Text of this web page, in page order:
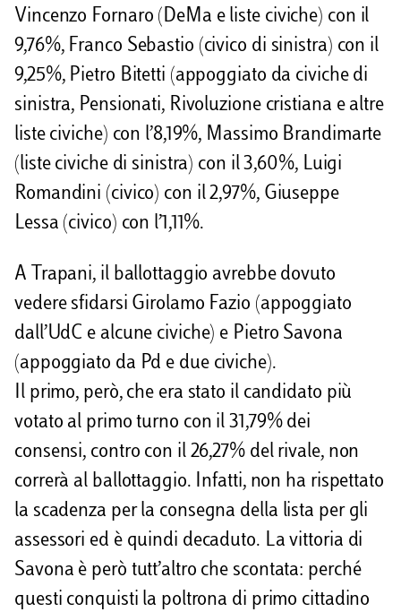
Vincenzo Fornaro (DeMa e liste civiche) con il
9,76%, Franco Sebastio (civico di sinistra) con il
9,25%, Pietro Bitetti (appoggiato da civiche di
sinistra, Pensionati, Rivoluzione cristiana e altre
liste civiche) con l’8,19%, Massimo Brandimarte
(liste civiche di sinistra) con il 3,60%, Luigi
Romandini (civico) con il 2,97%, Giuseppe
Lessa (civico) con l’1,11%.
A Trapani, il ballottaggio avrebbe dovuto
vedere sfidarsi Girolamo Fazio (appoggiato
dall’UdC e alcune civiche) e Pietro Savona
(appoggiato da Pd e due civiche).
Il primo, però, che era stato il candidato più
votato al primo turno con il 31,79% dei
consensi, contro con il 26,27% del rivale, non
correrà al ballottaggio. Infatti, non ha rispettato
la scadenza per la consegna della lista per gli
assessori ed è quindi decaduto. La vittoria di
Savona è però tutt’altro che scontata: perché
questi conquisti la poltrona di primo cittadino